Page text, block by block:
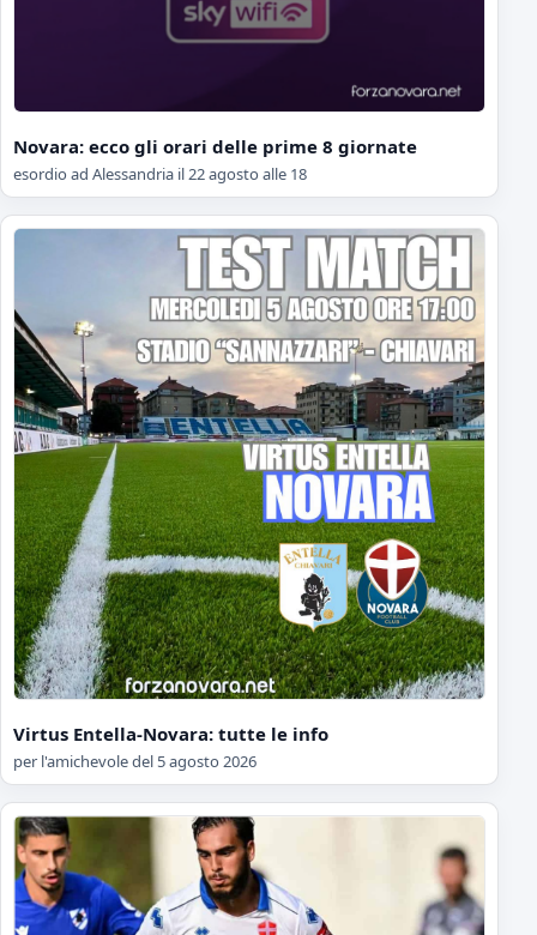
Novara: ecco gli orari delle prime 8 giornate
esordio ad Alessandria il 22 agosto alle 18
Virtus Entella-Novara: tutte le info
per l'amichevole del 5 agosto 2026